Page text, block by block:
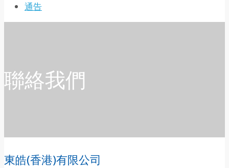
通告
聯絡我們
東皓(香港)有限公司